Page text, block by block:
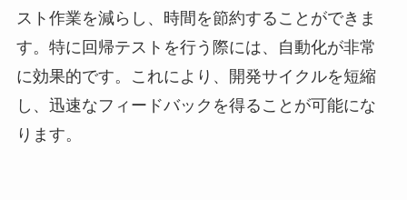
スト作業を減らし、時間を節約することができま
す。特に回帰テストを行う際には、自動化が非常
に効果的です。これにより、開発サイクルを短縮
し、迅速なフィードバックを得ることが可能にな
ります。